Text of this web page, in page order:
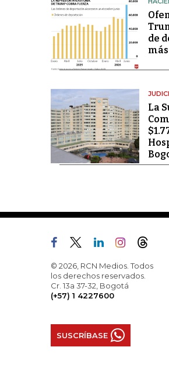
de
La
© 2026, RCN Medios. Todos
los derechos reservados.
Cr. 13a 37-32, Bogotá
(+57) 1 4227600
SUSCRÍBASE